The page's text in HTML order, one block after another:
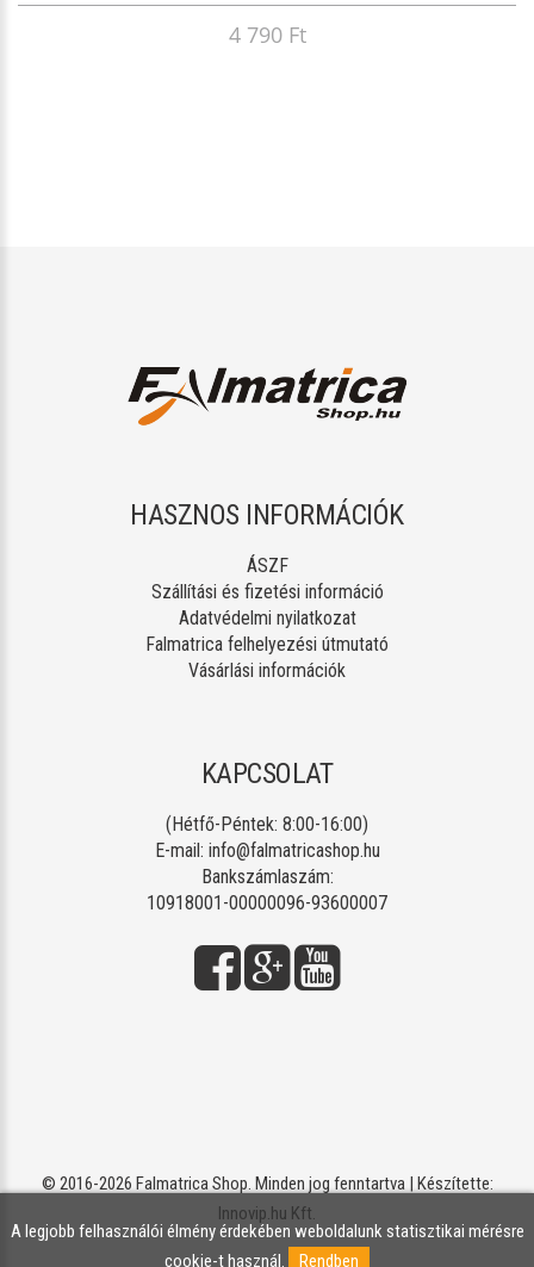
4 790 Ft
HASZNOS INFORMÁCIÓK
ÁSZF
Szállítási és fizetési információ
Adatvédelmi nyilatkozat
Falmatrica felhelyezési útmutató
Vásárlási információk
KAPCSOLAT
(Hétfő-Péntek: 8:00-16:00)
E-mail: info@falmatricashop.hu
Bankszámlaszám:
10918001-00000096-93600007
© 2016-2026 Falmatrica Shop. Minden jog fenntartva | Készítette:
Innovip.hu Kft.
A legjobb felhasználói élmény érdekében weboldalunk statisztikai mérésre
cookie-t használ.
Rendben